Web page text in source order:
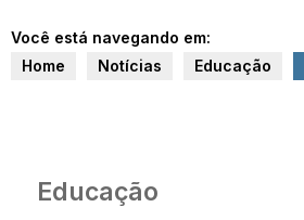
Você está navegando em:
Home
Notícias Educação
Educação